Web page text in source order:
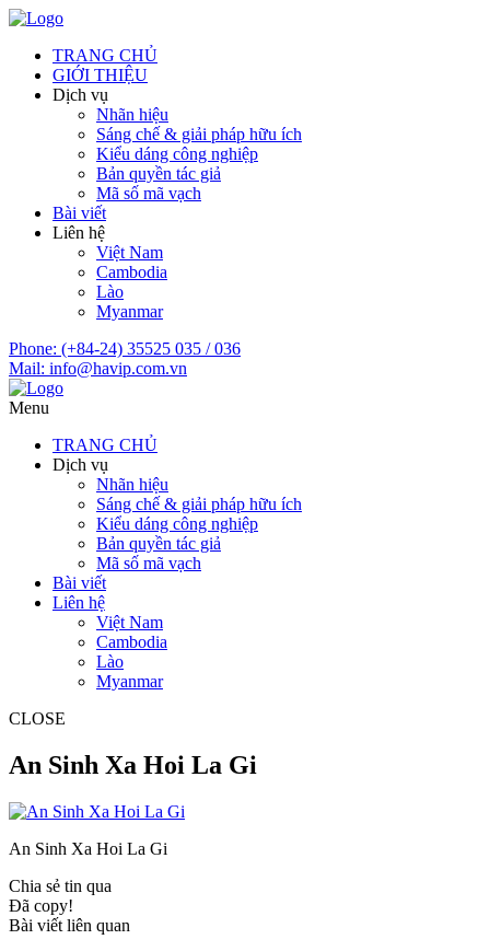
TRANG CHỦ
GIỚI THIỆU
Dịch vụ
Nhãn hiệu
Sáng chế & giải pháp hữu ích
Kiểu dáng công nghiệp
Bản quyền tác giả
Mã số mã vạch
Bài viết
Liên hệ
Việt Nam
Cambodia
Lào
Myanmar
Phone: (+84-24) 35525 035 / 036
Mail: info@havip.com.vn
Menu
TRANG CHỦ
Dịch vụ
Nhãn hiệu
Sáng chế & giải pháp hữu ích
Kiểu dáng công nghiệp
Bản quyền tác giả
Mã số mã vạch
Bài viết
Liên hệ
Việt Nam
Cambodia
Lào
Myanmar
CLOSE
An Sinh Xa Hoi La Gi
An Sinh Xa Hoi La Gi
Chia sẻ tin qua
Đã copy!
Bài viết liên quan